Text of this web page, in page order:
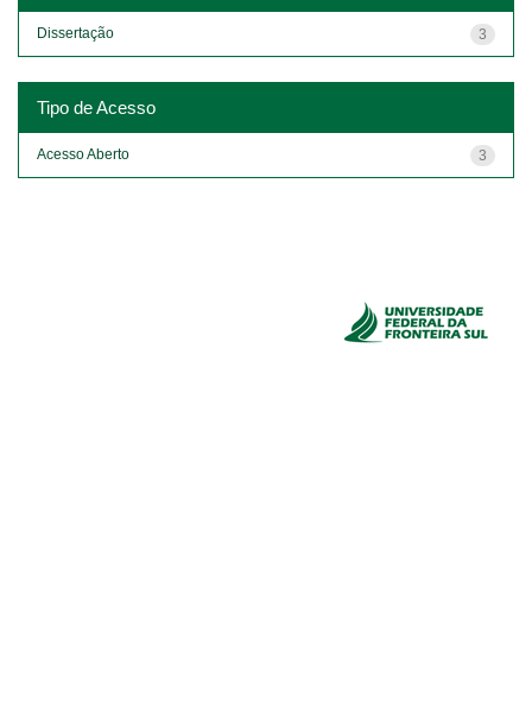
3
Dissertação
Tipo de Acesso
3
Acesso Aberto